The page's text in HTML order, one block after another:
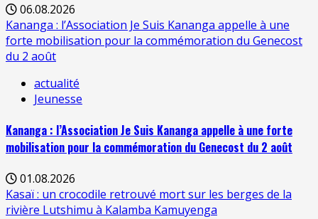
06.08.2026
Kananga : l’Association Je Suis Kananga appelle à une
forte mobilisation pour la commémoration du Genecost
du 2 août
actualité
Jeunesse
Kananga : l’Association Je Suis Kananga appelle à une forte
mobilisation pour la commémoration du Genecost du 2 août
01.08.2026
Kasaï : un crocodile retrouvé mort sur les berges de la
rivière Lutshimu à Kalamba Kamuyenga